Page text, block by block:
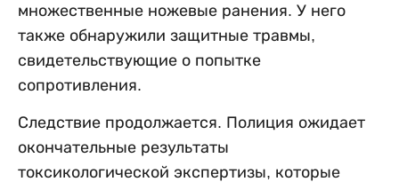
множественные ножевые ранения. У него
также обнаружили защитные травмы,
свидетельствующие о попытке
сопротивления.
Следствие продолжается. Полиция ожидает
окончательные результаты
токсикологической экспертизы, которые